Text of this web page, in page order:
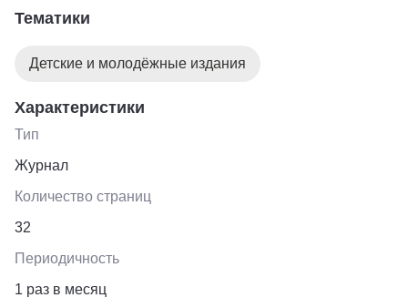
Тематики
Детские и молодёжные издания
Характеристики
Тип
Журнал
Количество страниц
32
Периодичность
1 раз в месяц